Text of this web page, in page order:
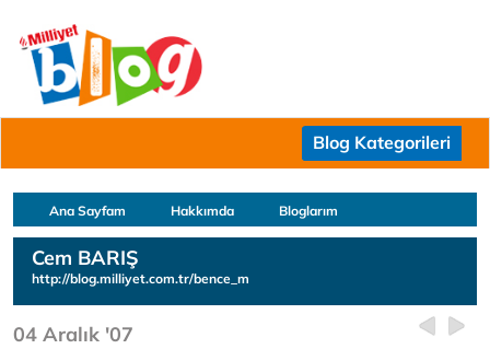
Blog Kategorileri
Ana Sayfam Hakkımda Bloglarım
Cem BARIŞ
http://blog.milliyet.com.tr/bence_m
04 Aralık '07